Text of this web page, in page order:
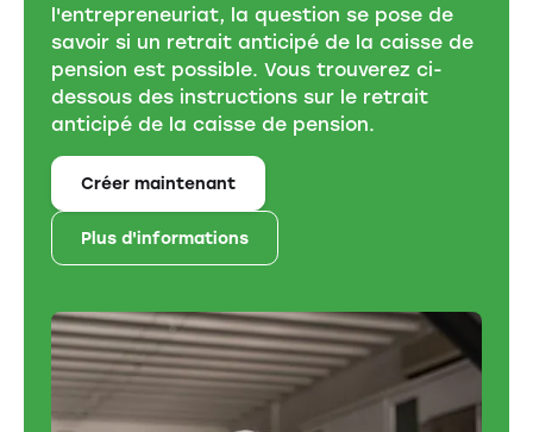
l'entrepreneuriat, la question se pose de
savoir si un retrait anticipé de la caisse de
pension est possible. Vous trouverez ci-
dessous des instructions sur le retrait
anticipé de la caisse de pension.
Créer maintenant
Plus d'informations